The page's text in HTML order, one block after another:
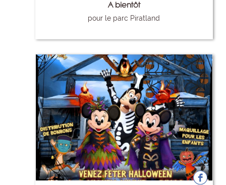
A bientôt
pour le parc Piratland